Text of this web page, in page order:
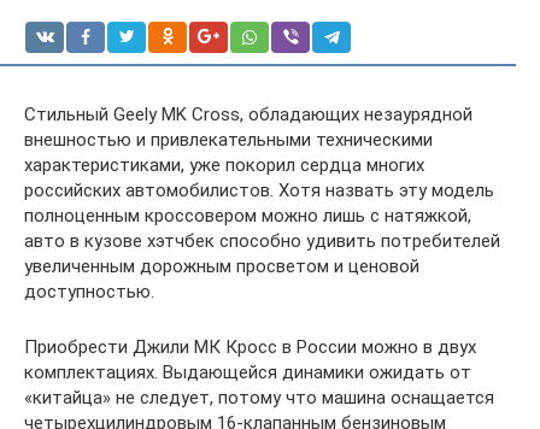
Стильный Geely MK Cross, обладающих незаурядной
внешностью и привлекательными техническими
характеристиками, уже покорил сердца многих
российских автомобилистов. Хотя назвать эту модель
полноценным кроссовером можно лишь с натяжкой,
авто в кузове хэтчбек способно удивить потребителей
увеличенным дорожным просветом и ценовой
доступностью.
Приобрести Джили МК Кросс в России можно в двух
комплектациях. Выдающейся динамики ожидать от
«китайца» не следует, потому что машина оснащается
четырехцилиндровым 16-клапанным бензиновым